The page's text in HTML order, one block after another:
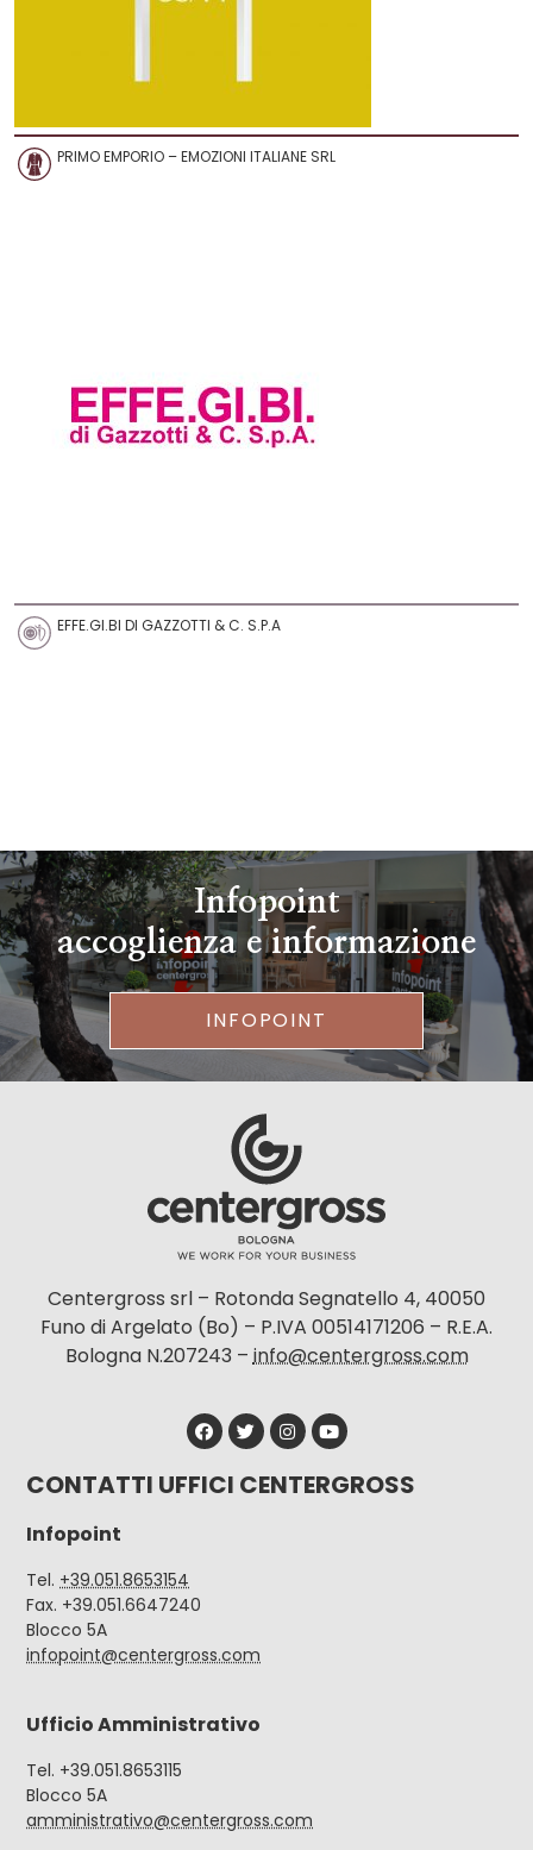
PRIMO EMPORIO – EMOZIONI ITALIANE SRL
EFFE.GI.BI DI GAZZOTTI & C. S.P.A
Infopoint
accoglienza e informazione
INFOPOINT
Centergross srl – Rotonda Segnatello 4, 40050
Funo di Argelato (Bo) – P.IVA 00514171206 – R.E.A.
Bologna N.207243 –info@centergross.com
CONTATTI UFFICI CENTERGROSS
Infopoint
Tel. +39.051.8653154
Fax. +39.051.6647240
Blocco 5A
infopoint@centergross.com
Ufficio Amministrativo
Tel. +39.051.8653115
Blocco 5A
amministrativo@centergross.com